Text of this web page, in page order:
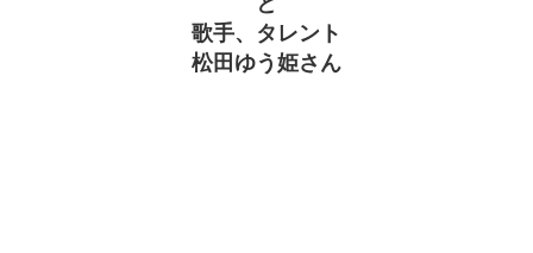
歌手、タレント
松田ゆう姫さん